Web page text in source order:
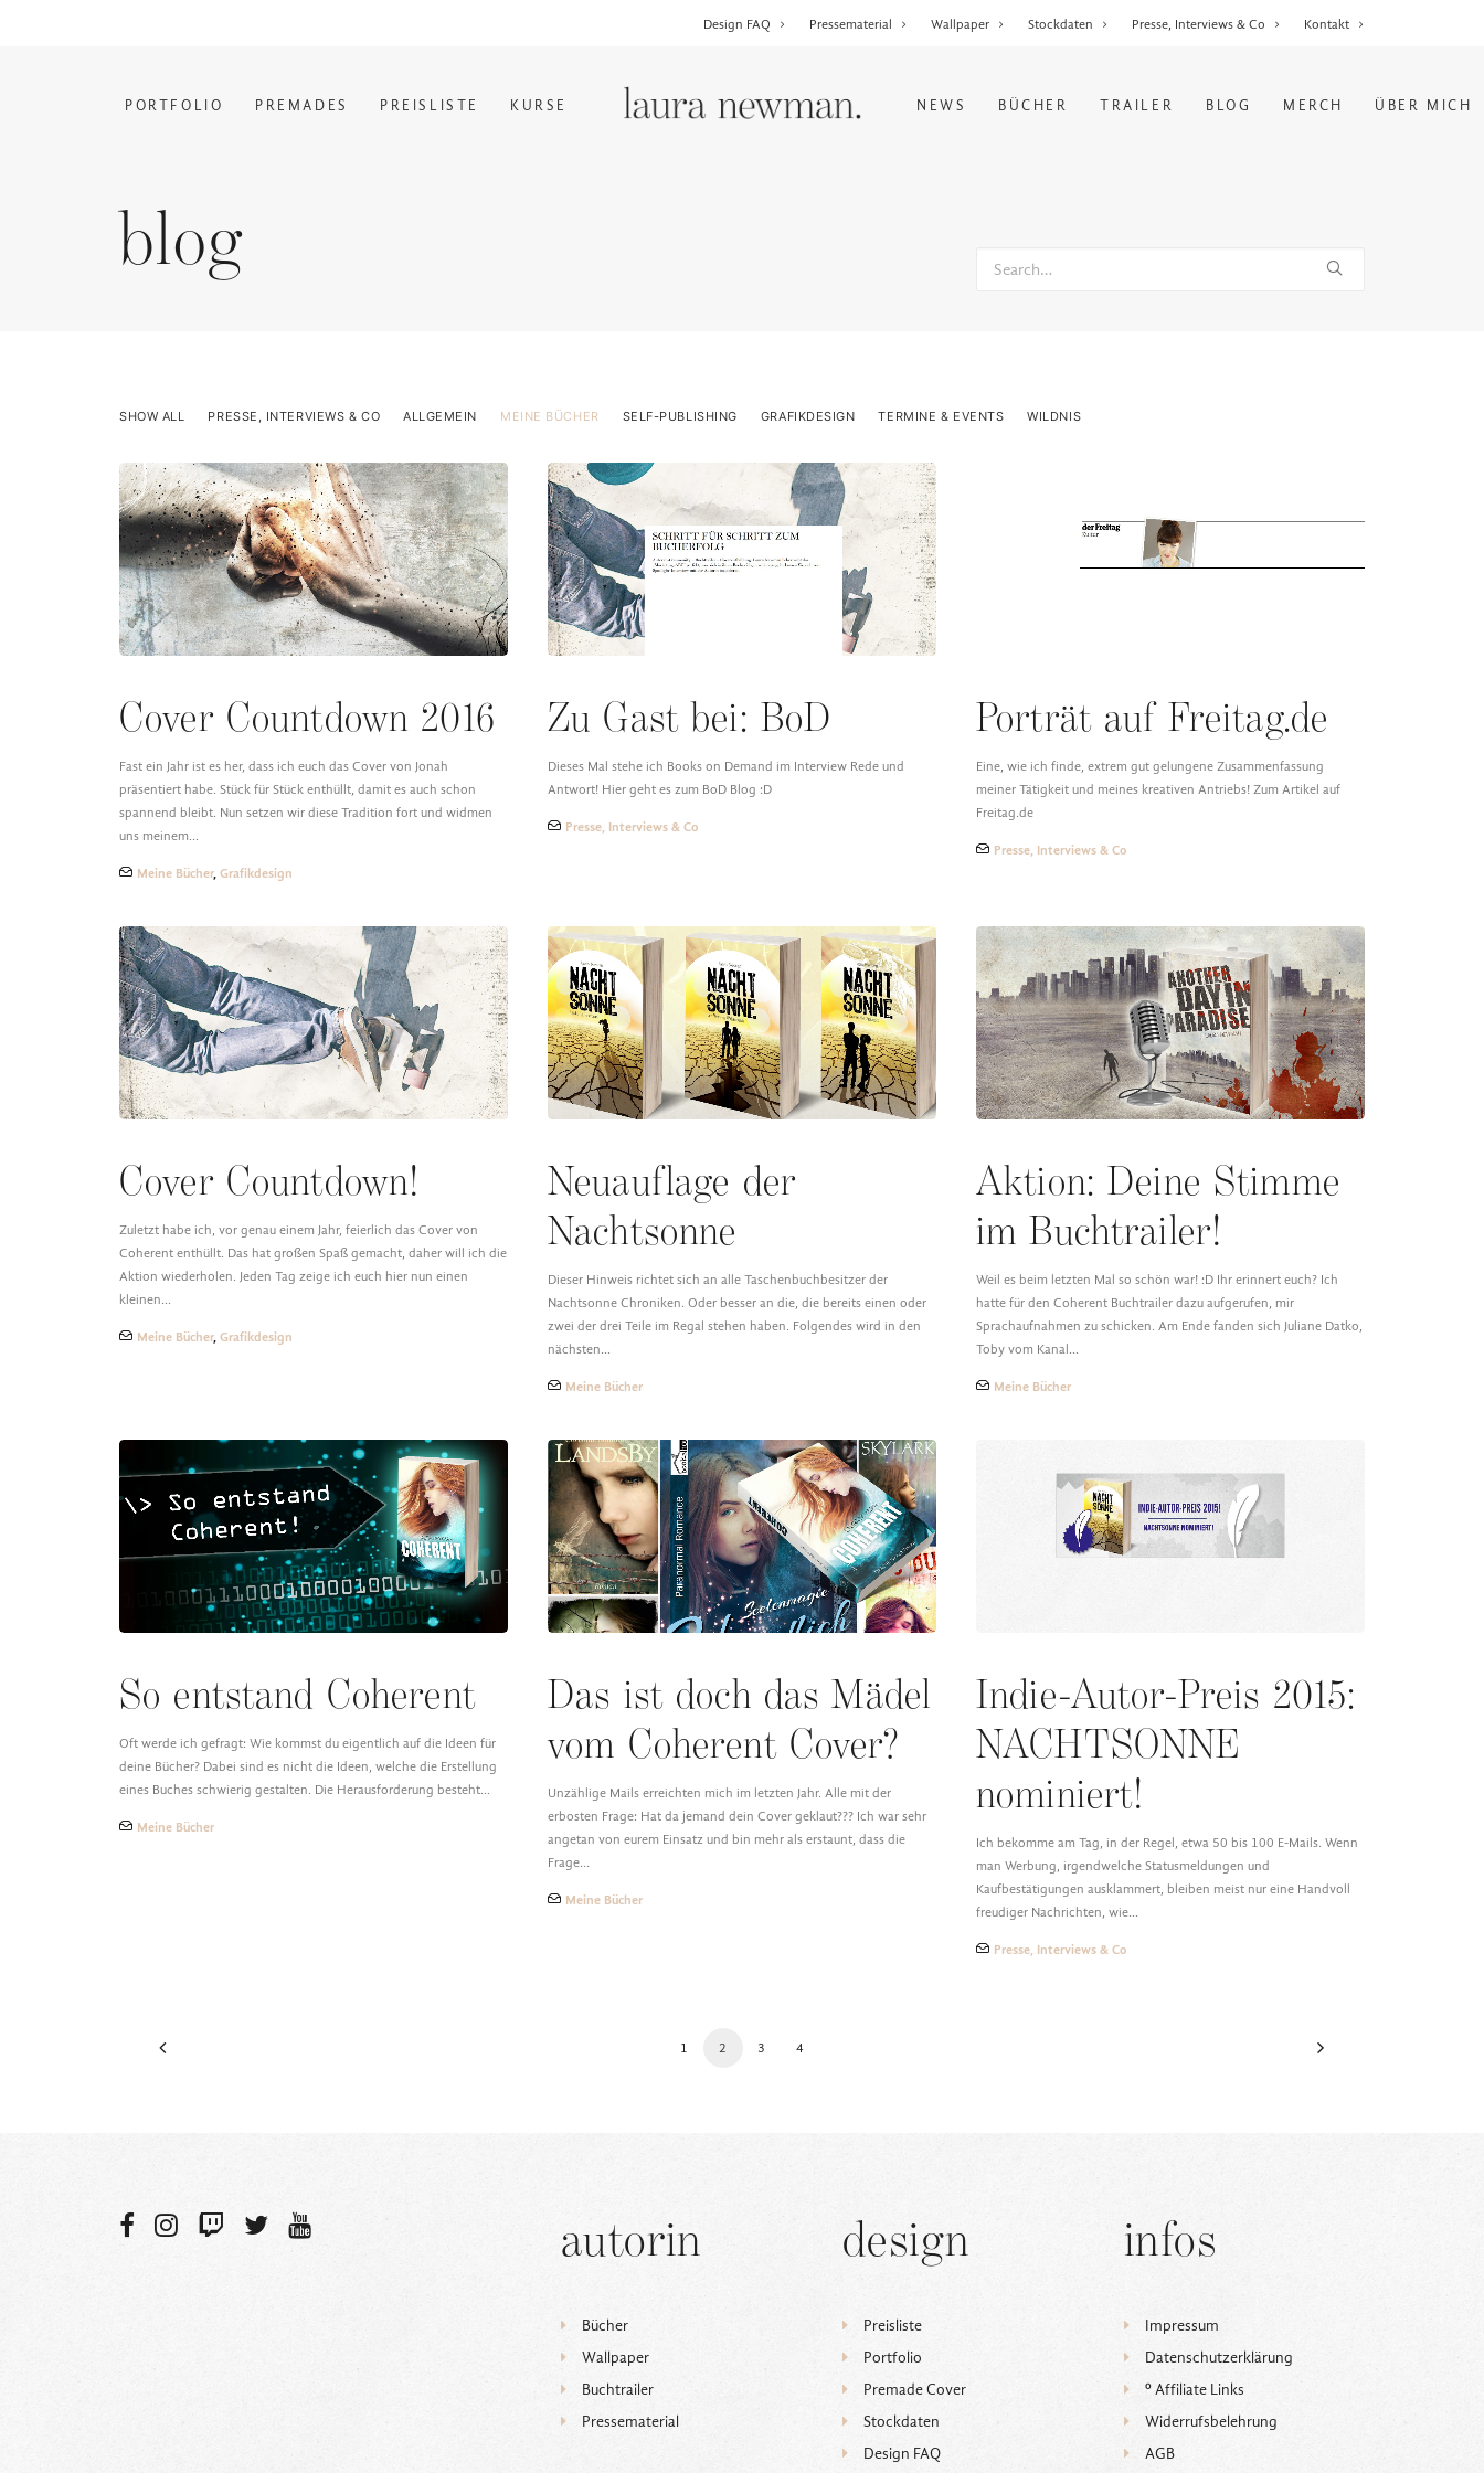
Design FAQ Pressematerial Wallpaper Stockdaten Presse, Interviews & Co Kontakt
PORTFOLIO PREMADES PREISLISTE KURSE NEWS BÜCHER TRAILER BLOG MERCH ÜBER MICH
blog
SHOW ALL PRESSE, INTERVIEWS & CO ALLGEMEIN MEINE BÜCHER SELF-PUBLISHING GRAFIKDESIGN TERMINE & EVENTS WILDNIS
Cover Countdown 2016
Fast ein Jahr ist es her, dass ich euch das Cover von Jonah
präsentiert habe. Stück für Stück enthüllt, damit es auch schon
spannend bleibt. Nun setzen wir diese Tradition fort und widmen
uns meinem…
Meine Bücher, Grafikdesign
Zu Gast bei: BoD
Dieses Mal stehe ich Books on Demand im Interview Rede und
Antwort! Hier geht es zum BoD Blog :D
Presse, Interviews & Co
Porträt auf Freitag.de
Eine, wie ich finde, extrem gut gelungene Zusammenfassung
meiner Tätigkeit und meines kreativen Antriebs! Zum Artikel auf
Freitag.de
Presse, Interviews & Co
Cover Countdown!
Zuletzt habe ich, vor genau einem Jahr, feierlich das Cover von
Coherent enthüllt. Das hat großen Spaß gemacht, daher will ich die
Aktion wiederholen. Jeden Tag zeige ich euch hier nun einen
kleinen…
Meine Bücher, Grafikdesign
Neuauflage der
Nachtsonne
Dieser Hinweis richtet sich an alle Taschenbuchbesitzer der
Nachtsonne Chroniken. Oder besser an die, die bereits einen oder
zwei der drei Teile im Regal stehen haben. Folgendes wird in den
nächsten…
Meine Bücher
Aktion: Deine Stimme
im Buchtrailer!
Weil es beim letzten Mal so schön war! :D Ihr erinnert euch? Ich
hatte für den Coherent Buchtrailer dazu aufgerufen, mir
Sprachaufnahmen zu schicken. Am Ende fanden sich Juliane Datko,
Toby vom Kanal…
Meine Bücher
So entstand Coherent
Oft werde ich gefragt: Wie kommst du eigentlich auf die Ideen für
deine Bücher? Dabei sind es nicht die Ideen, welche die Erstellung
eines Buches schwierig gestalten. Die Herausforderung besteht…
Meine Bücher
Das ist doch das Mädel
vom Coherent Cover?
Unzählige Mails erreichten mich im letzten Jahr. Alle mit der
erbosten Frage: Hat da jemand dein Cover geklaut??? Ich war sehr
angetan von eurem Einsatz und bin mehr als erstaunt, dass die
Frage…
Meine Bücher
Indie-Autor-Preis 2015:
NACHTSONNE
nominiert!
Ich bekomme am Tag, in der Regel, etwa 50 bis 100 E-Mails. Wenn
man Werbung, irgendwelche Statusmeldungen und
Kaufbestätigungen ausklammert, bleiben meist nur eine Handvoll
freudiger Nachrichten, wie…
Presse, Interviews & Co
1 2 3 4
autorin
Bücher
Wallpaper
Buchtrailer
Pressematerial
design
Preisliste
Portfolio
Premade Cover
Stockdaten
Design FAQ
infos
Impressum
Datenschutzerklärung
ᵒ Affiliate Links
Widerrufsbelehrung
AGB